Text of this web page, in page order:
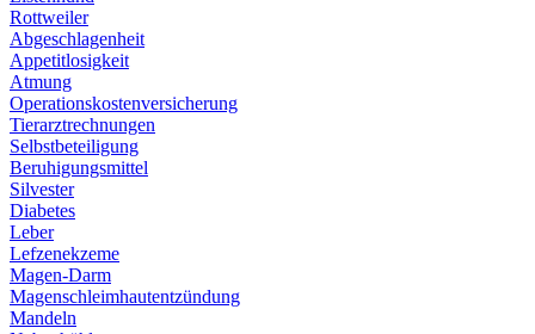
Rottweiler
Abgeschlagenheit
Appetitlosigkeit
Atmung
Operationskostenversicherung
Tierarztrechnungen
Selbstbeteiligung
Beruhigungsmittel
Silvester
Diabetes
Leber
Lefzenekzeme
Magen-Darm
Magenschleimhautentzündung
Mandeln